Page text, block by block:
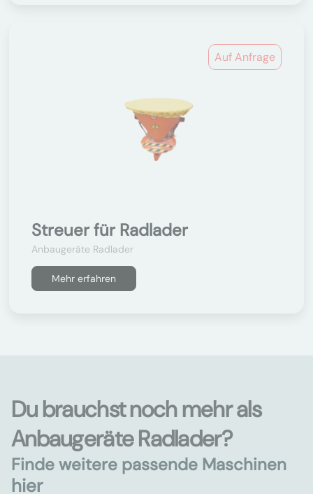
Auf Anfrage
Streuer für Radlader
Anbaugeräte Radlader
Mehr erfahren
Du brauchst noch mehr als
Anbaugeräte Radlader?
Finde weitere passende Maschinen
hier